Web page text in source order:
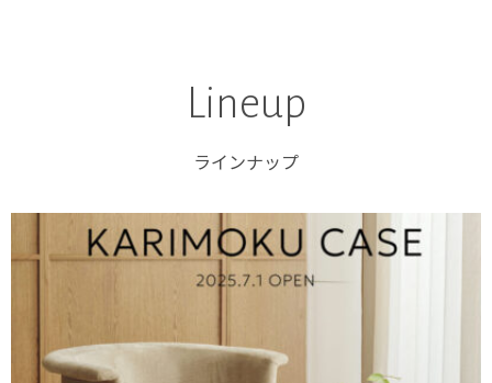
Lineup
ラインナップ